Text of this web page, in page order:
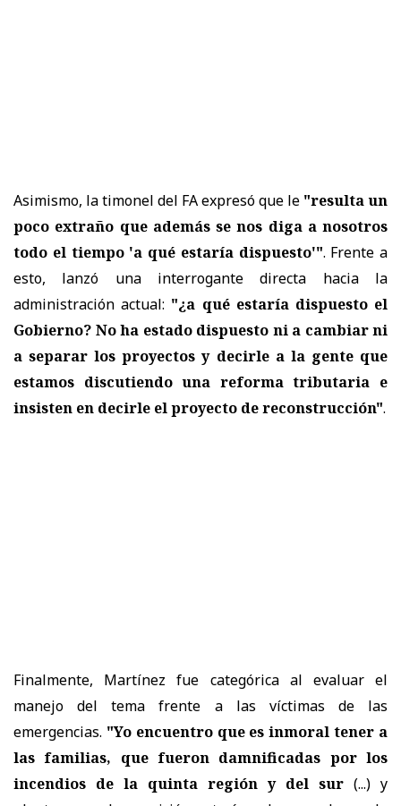
Asimismo, la timonel del FA expresó que le "resulta un
poco extraño que además se nos diga a nosotros
todo el tiempo 'a qué estaría dispuesto'". Frente a
esto, lanzó una interrogante directa hacia la
administración actual: "¿a qué estaría dispuesto el
Gobierno? No ha estado dispuesto ni a cambiar ni
a separar los proyectos y decirle a la gente que
estamos discutiendo una reforma tributaria e
insisten en decirle el proyecto de reconstrucción".
Finalmente, Martínez fue categórica al evaluar el
manejo del tema frente a las víctimas de las
emergencias. "Yo encuentro que es inmoral tener a
las familias, que fueron damnificadas por los
incendios de la quinta región y del sur (...) y